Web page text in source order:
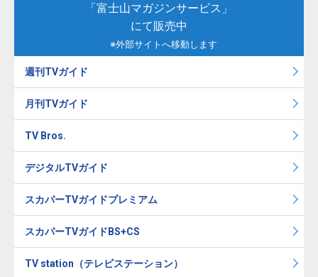
「富士山マガジンサービス」
にて販売中
※外部サイトへ移動します
週刊TVガイド
月刊TVガイド
TV Bros.
デジタルTVガイド
スカパーTVガイドプレミアム
スカパーTVガイドBS+CS
TV station（テレビステーション）